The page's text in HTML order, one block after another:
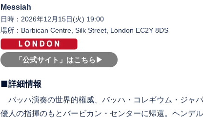
Messiah
日時：2026年12月15日(火) 19:00
場所：Barbican Centre, Silk Street, London EC2Y 8DS
「公式サイト」はこちら▶︎
■詳細情報
バッハ演奏の世界的権威、バッハ・コレギウム・ジャ
優人の指揮のもとバービカン・センターに帰還。ヘンデ